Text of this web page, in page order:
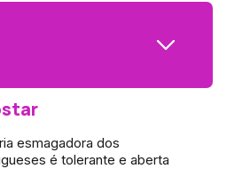
esmagadora dos
é tolerante e aberta